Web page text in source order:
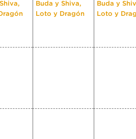
Buda y Shiva,
Loto y Dragón
Buda y
Loto y